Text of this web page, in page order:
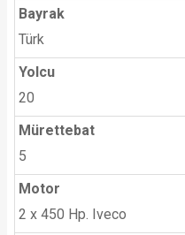
Bayrak
Türk
Yolcu
20
Mürettebat
5
Motor
2 x 450 Hp. Iveco